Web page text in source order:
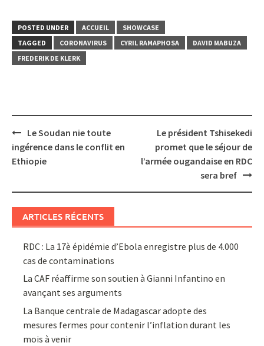
POSTED UNDER ACCUEIL
SHOWCASE
TAGGED
CORONAVIRUS CYRIL RAMAPHOSA
DAVID MABUZA
FREDERIK DE KLERK
Post
navigation
Le Soudan nie toute
ingérence dans le conflit en
Ethiopie
Le président Tshisekedi
promet que le séjour de
l’armée ougandaise en RDC
sera bref
ARTICLES RÉCENTS
RDC : La 17è épidémie d’Ebola enregistre plus de 4.000
cas de contaminations
La CAF réaffirme son soutien à Gianni Infantino en
avançant ses arguments
La Banque centrale de Madagascar adopte des
mesures fermes pour contenir l’inflation durant les
mois à venir